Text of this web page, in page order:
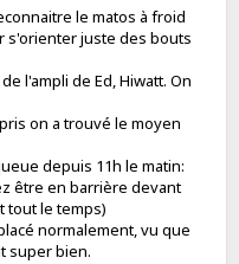
le matos à froid
s'orienter juste des bouts
l'ampli de Ed, Hiwatt. On
on a trouvé le moyen
depuis 11h le matin:
être en barrière devant
tout le temps)
normalement, vu que
super bien.